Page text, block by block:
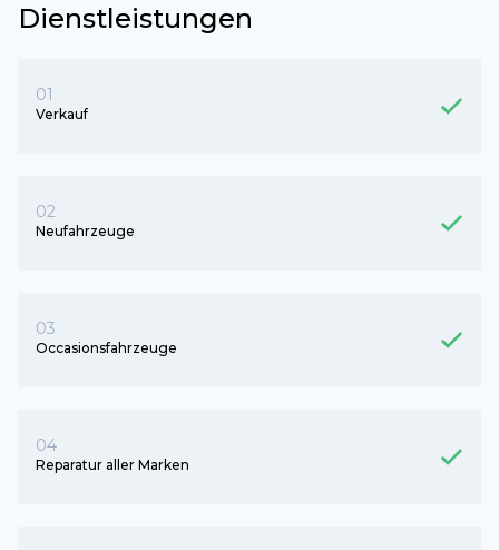
Dienstleistungen
01
Verkauf
02
Neufahrzeuge
03
Occasionsfahrzeuge
04
Reparatur aller Marken